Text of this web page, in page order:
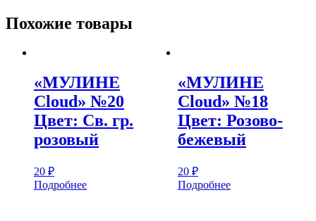
Похожие товары
«МУЛИНЕ
Cloud» №20
Цвет: Св. гр.
розовый
20 ₽
Подробнее
«МУЛИНЕ
Cloud» №18
Цвет: Розово-
бежевый
20 ₽
Подробнее